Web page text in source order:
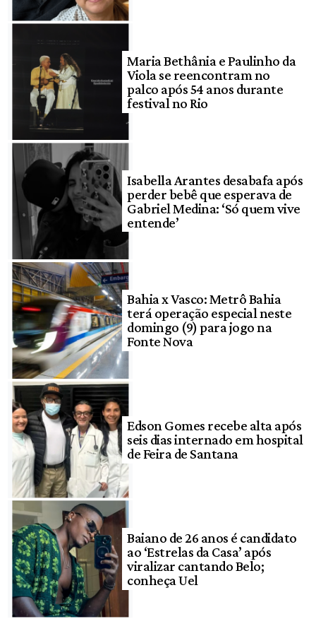
Maria Bethânia e Paulinho da
Viola se reencontram no
palco após 54 anos durante
festival no Rio
Isabella Arantes desabafa após
perder bebê que esperava de
Gabriel Medina: ‘Só quem vive
entende’
Bahia x Vasco: Metrô Bahia
terá operação especial neste
domingo (9) para jogo na
Fonte Nova
Edson Gomes recebe alta após
seis dias internado em hospital
de Feira de Santana
Baiano de 26 anos é candidato
ao ‘Estrelas da Casa’ após
viralizar cantando Belo;
conheça Uel